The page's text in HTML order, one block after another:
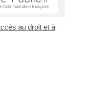
au droit et à